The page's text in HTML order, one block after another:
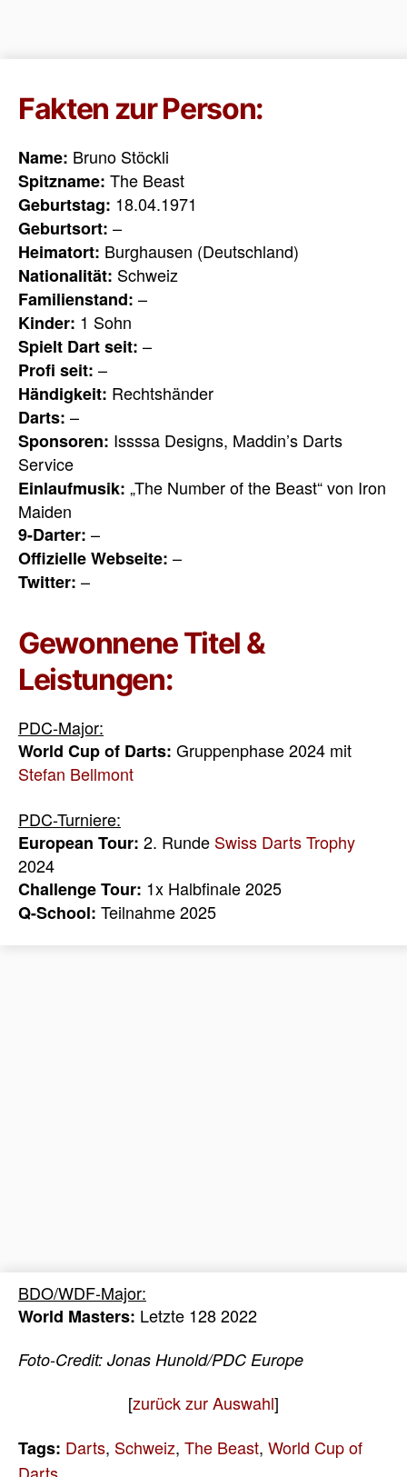
Fakten zur Person:
Name: Bruno Stöckli
Spitzname: The Beast
Geburtstag: 18.04.1971
Geburtsort: –
Heimatort: Burghausen (Deutschland)
Nationalität: Schweiz
Familienstand: –
Kinder: 1 Sohn
Spielt Dart seit: –
Profi seit: –
Händigkeit: Rechtshänder
Darts: –
Sponsoren: Issssa Designs, Maddin’s Darts
Service
Einlaufmusik: „The Number of the Beast“ von Iron
Maiden
9-Darter: –
Offizielle Webseite: –
Twitter: –
Gewonnene Titel &
Leistungen:
PDC-Major:
World Cup of Darts: Gruppenphase 2024 mit
Stefan Bellmont
PDC-Turniere:
European Tour: 2. Runde Swiss Darts Trophy
2024
Challenge Tour: 1x Halbfinale 2025
Q-School: Teilnahme 2025
BDO/WDF-Major:
World Masters: Letzte 128 2022
Foto-Credit: Jonas Hunold/PDC Europe
[zurück zur Auswahl]
Tags: Darts, Schweiz, The Beast, World Cup of